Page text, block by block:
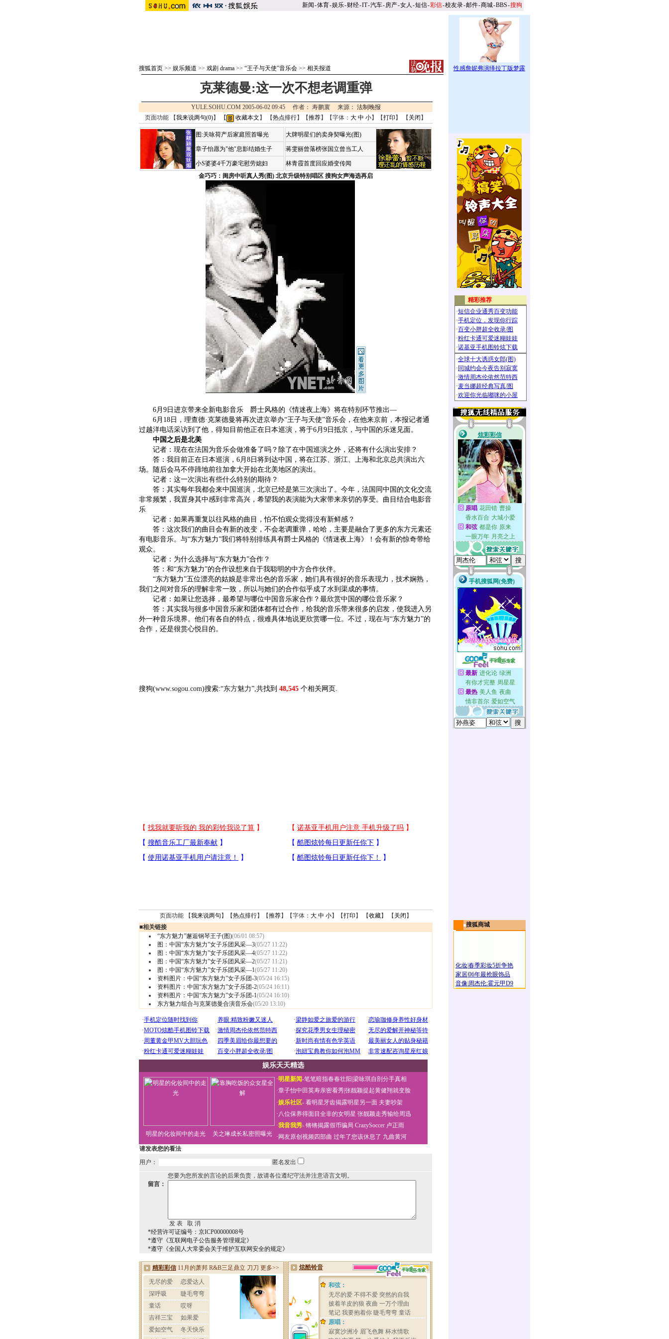
新闻-体育-娱乐-财经-IT-汽车-房产-女人 -短信-彩信-校友录-邮件-商城-BBS-搜狗
搜狐首页 >> 娱乐频道 >> 戏剧 drama >> “王子与天使”音乐会 >> 相关报道
克莱德曼:这一次不想老调重弹
YULE.SOHU.COM 2005-06-02 09:45 作者： 寿鹏寰 来源： 法制晚报
页面功能 【我来说两句(0)】 【 收藏本文 】 【热点排行】【推荐】【字体： 大 中 小】【打印 】 【 关闭 】
图:关咏荷产后家庭照首曝光
章子怡愿为"他"息影结婚生子
小S婆婆4千万豪宅慰劳媳妇
大牌明星们的卖身契曝光(图)
蒋雯丽曾落榜张国立曾当工人
林青霞首度回应婚变传闻
金巧巧：闺房中听真人秀(图) 北京升级特别唱区 搜狗女声海选再启
6月9日进京带来全新电影音乐 爵士风格的《情迷夜上海》将在特别环节推出—
6月18日，理查德·克莱德曼将再次进京举办“王子与天使”音乐会，在他来京前，本报记者通
过越洋电话采访到了他，得知目前他正在日本巡演，将于6月9日抵京，与中国的乐迷见面。
中国之后是北美
记者：现在在法国为音乐会做准备了吗？除了在中国巡演之外，还将有什么演出安排？
答：我目前正在日本巡演，6月8日将到达中国，将在江苏、浙江、上海和北京总共演出六
场。随后会马不停蹄地前往加拿大开始在北美地区的演出。
记者：这一次演出有些什么特别的期待？
答：其实每年我都会来中国巡演，北京已经是第三次演出了。今年，法国同中国的文化交流
非常频繁，我置身其中感到非常高兴，希望我的表演能为大家带来亲切的享受。曲目结合电影音
乐
记者：如果再重复以往风格的曲目，怕不怕观众觉得没有新鲜感？
答：这次我们的曲目会有新的改变，不会老调重弹，哈哈，主要是融合了更多的东方元素还
有电影音乐。与“东方魅力”我们将特别排练具有爵士风格的《情迷夜上海》！会有新的惊奇带给
观众。
记者：为什么选择与“东方魅力”合作？
答：和“东方魅力”的合作设想来自于我聪明的中方合作伙伴。
“东方魅力”五位漂亮的姑娘是非常出色的音乐家，她们具有很好的音乐表现力，技术娴熟，
我们之间对音乐的理解非常一致，所以与她们的合作似乎成了水到渠成的事情。
记者：如果让您选择，最希望与哪位中国音乐家合作？最欣赏中国的哪位音乐家？
答：其实我与很多中国音乐家和团体都有过合作，给我的音乐带来很多的启发，使我进入另
外一种音乐境界。他们有各自的特点，很难具体地说更欣赏哪一位。不过，现在与“东方魅力”的
合作，还是很赏心悦目的。
搜狗(www.sogou.com)搜索:“东方魅力”,共找到 48,545 个相关网页.
页面功能 【我来说两句 】【热点排行】【推荐】【字体： 大 中 小】【打印 】 【收藏】 【 关闭 】
■相关链接
“东方魅力”邂逅钢琴王子(图)(06/01 08:57)
图：中国“东方魅力”女子乐团风采—3(05/27 11:22)
图：中国“东方魅力”女子乐团风采—4(05/27 11:22)
图：中国“东方魅力”女子乐团风采—2(05/27 11:21)
图：中国“东方魅力”女子乐团风采—1(05/27 11:20)
资料图片：中国“东方魅力”女子乐团-3(05/24 16:15)
资料图片：中国“东方魅力”女子乐团-2(05/24 16:11)
资料图片：中国“东方魅力”女子乐团-1(05/24 16:10)
东方魅力组合与克莱德曼合演音乐会(05/20 13:10)
娱乐天天精选
明星的化妆间中的走光 关之琳成长私密照曝光
·明星新闻-笔笔暗指春春壮阳 梁咏琪自剖分手真相
·章子怡中田英寿亲密看秀张靓颖提起黄健翔就变脸
·娱乐社区- 看明星牙齿揭露明星另一面 夫妻吵架
·八位保养得面目全非的女明星 张靓颖走秀输给周迅
·我音我秀- 锵锵揭露假币骗局 CrazySoccer 卢正雨
· 网友原创视频四部曲 过年了您该休息了 九曲黄河
请发表您的看法
用户：
匿名发出
您要为您所发的言论的后果负责，故请各位遵纪守法并注意语言文明。
留言：
*经营许可证编号：京ICP00000008号
*遵守《互联网电子公告服务管理规定》
*遵守《全国人大常委会关于维护互联网安全的规定》
搜狐商城
化妆春季彩妆5折争艳
家居06年最抢眼饰品
音像 周杰伦:霍元甲D9